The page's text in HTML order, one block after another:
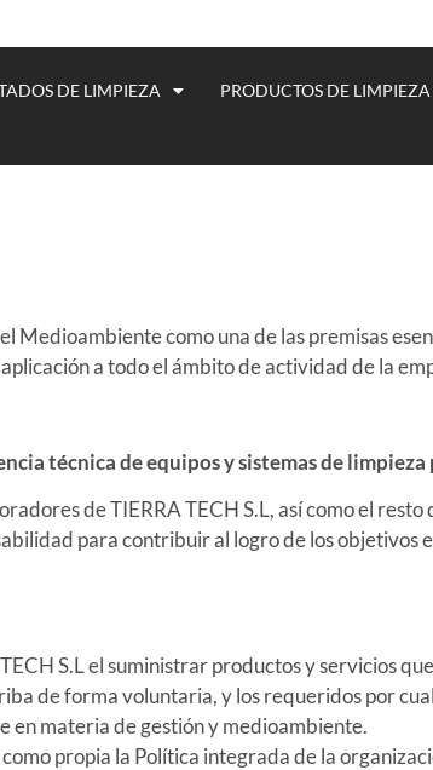
DE LIMPIEZA PRODUCTOS DE LIMPIEZA
como una de las premisas
a todo el ámbito de actividad de la
técnica de equipos y sistemas de
de TIERRA TECH S.L, así como el
para contribuir al logro de los objetivos
S.L el suministrar productos y servicios
de forma voluntaria, y los requeridos por
en materia de gestión y medioambiente.
propia la Política integrada de la